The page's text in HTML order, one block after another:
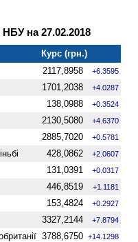
на 27.02.2018
Курс (грн.)
2117,8958 +6.3595
1701,2038 +4.0287
138,0988 +0.3524
2130,5080 +4.6370
2885,7020 +0.5781
428,0862 +2.0607
131,0391 +0.0317
446,8519 +1.1181
153,4824 +0.2927
3327,2144 +7.8794
3788,6750 +14.1298